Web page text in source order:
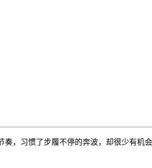
，习惯了步履不停的奔波，却很少有机